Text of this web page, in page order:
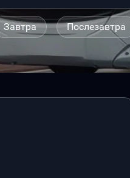
Завтра Послезавтра